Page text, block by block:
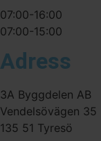
07:00-16:00
07:00-15:00
Adress
3A Byggdelen AB
Vendelsövägen 35
135 51 Tyresö